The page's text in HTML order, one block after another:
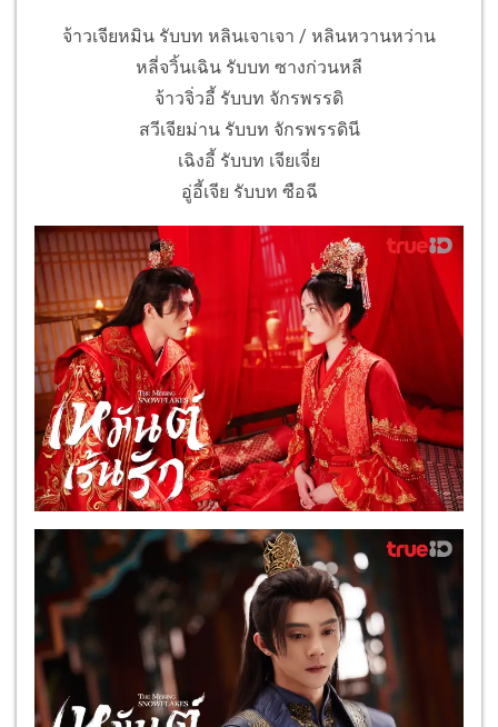
จ้าวเจียหมิน รับบท หลินเจาเจา / หลินหวานหว่าน
หลี่จวิ้นเฉิน รับบท ซางก่วนหลี
จ้าวจิ่วอี้ รับบท จักรพรรดิ
สวีเจียม่าน รับบท จักรพรรดินี
เฉิงอี้ รับบท เจียเจี่ย
อู่อี้เจีย รับบท ซือฉี